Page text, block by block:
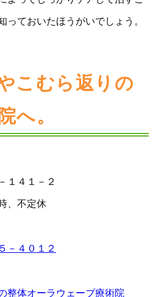
っておいたほうがいでしょう。
こむら返りの
へ。
１４１－２
、不定休
－４０１２
整体オーラウェーブ療術院